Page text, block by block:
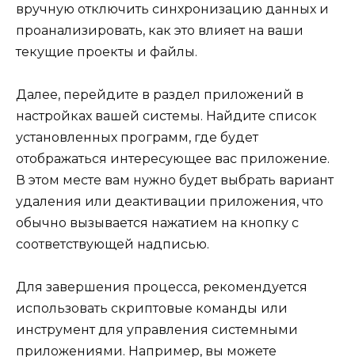
вручную отключить синхронизацию данных и
проанализировать, как это влияет на ваши
текущие проекты и файлы.
Далее, перейдите в раздел приложений в
настройках вашей системы. Найдите список
установленных программ, где будет
отображаться интересующее вас приложение.
В этом месте вам нужно будет выбрать вариант
удаления или деактивации приложения, что
обычно вызывается нажатием на кнопку с
соответствующей надписью.
Для завершения процесса, рекомендуется
использовать скриптовые команды или
инструмент для управления системными
приложениями. Например, вы можете